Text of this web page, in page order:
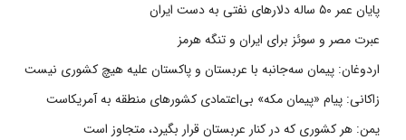
پایان عمر ۵۰ ساله دلارهای نفتی به دست ایران
عبرت مصر و سوئز برای ایران و تنگه هرمز
اردوغان: پیمان سه‌جانبه با عربستان و پاکستان علیه هیچ کشوری نیست
زاکانی: پیام «پیمان مکه» بی‌اعتمادی کشورهای منطقه به آمریکاست
یمن: هر کشوری که در کنار عربستان قرار بگیرد، متجاوز است